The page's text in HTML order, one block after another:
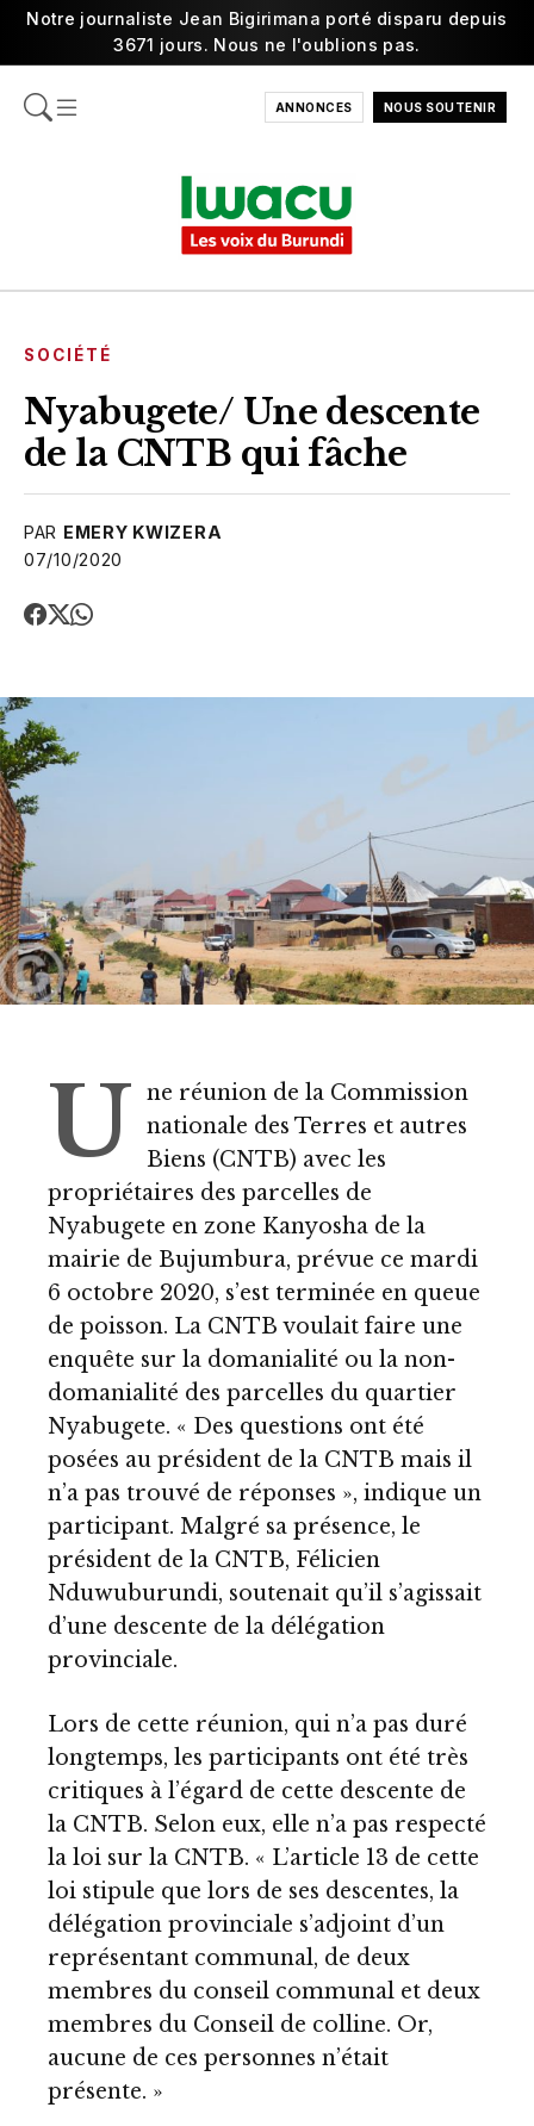
Notre journaliste Jean Bigirimana porté disparu depuis
3671 jours. Nous ne l'oublions pas.
ANNONCES NOUS SOUTENIR
SOCIÉTÉ
Nyabugete/ Une descente
de la CNTB qui fâche
PAR EMERY KWIZERA
07/10/2020
U ne réunion de la Commission
nationale des Terres et autres
Biens (CNTB) avec les
propriétaires des parcelles de
Nyabugete en zone Kanyosha de la
mairie de Bujumbura, prévue ce mardi
6 octobre 2020, s’est terminée en queue
de poisson. La CNTB voulait faire une
enquête sur la domanialité ou la non-
domanialité des parcelles du quartier
Nyabugete. « Des questions ont été
posées au président de la CNTB mais il
n’a pas trouvé de réponses », indique un
participant. Malgré sa présence, le
président de la CNTB, Félicien
Nduwuburundi, soutenait qu’il s’agissait
d’une descente de la délégation
provinciale.
Lors de cette réunion, qui n’a pas duré
longtemps, les participants ont été très
critiques à l’égard de cette descente de
la CNTB. Selon eux, elle n’a pas respecté
la loi sur la CNTB. « L’article 13 de cette
loi stipule que lors de ses descentes, la
délégation provinciale s’adjoint d’un
représentant communal, de deux
membres du conseil communal et deux
membres du Conseil de colline. Or,
aucune de ces personnes n’était
présente. »